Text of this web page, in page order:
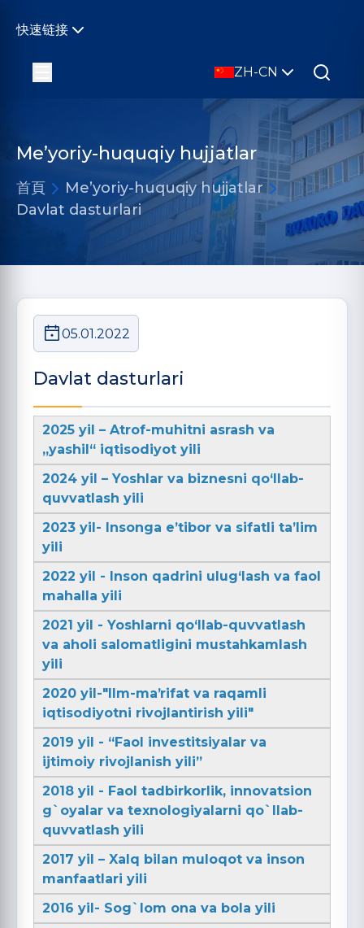
快速链接
ZH-CN
Me’yoriy-huquqiy hujjatlar
首頁
Me’yoriy-huquqiy hujjatlar
Davlat dasturlari
05.01.2022
Davlat dasturlari
2025 yil – Atrof-muhitni asrash va
„yashil“ iqtisodiyot yili
2024 yil – Yoshlar va biznesni qo‘llab-
quvvatlash yili
2023 yil- Insonga e’tibor va sifatli ta’lim
yili
2022 yil - Inson qadrini ulug‘lash va faol
mahalla yili
2021 yil - Yoshlarni qo‘llab-quvvatlash
va aholi salomatligini mustahkamlash
yili
2020 yil-"Ilm-maʼrifat va raqamli
iqtisodiyotni rivojlantirish yili"
2019 yil - “Faol investitsiyalar va
ijtimoiy rivojlanish yili”
2018 yil - Faol tadbirkorlik, innovatsion
g`oyalar va texnologiyalarni qo`llab-
quvvatlash yili
2017 yil – Xalq bilan muloqot va inson
manfaatlari yili
2016 yil- Sog`lom ona va bola yili